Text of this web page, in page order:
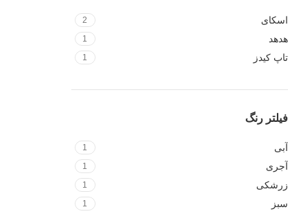
اسکای 2
هدهد 1
تاپ کیدز 1
فیلتر رنگ
آبی 1
آجری 1
زرشکی 1
سبز 1